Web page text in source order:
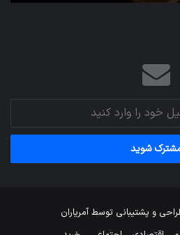
و پشتیبانی توسطآمریاران